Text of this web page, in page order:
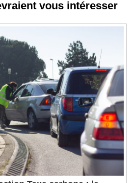
vous intéresser